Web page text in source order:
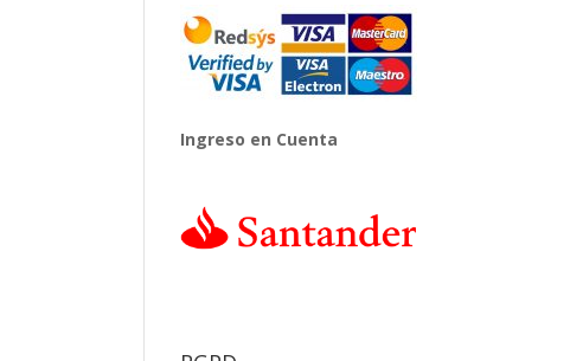
Ingreso en Cuenta